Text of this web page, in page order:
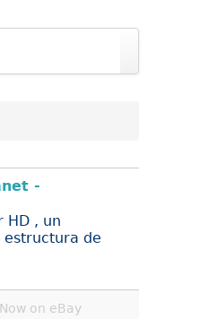
-
HD , un
estructura de
on eBay